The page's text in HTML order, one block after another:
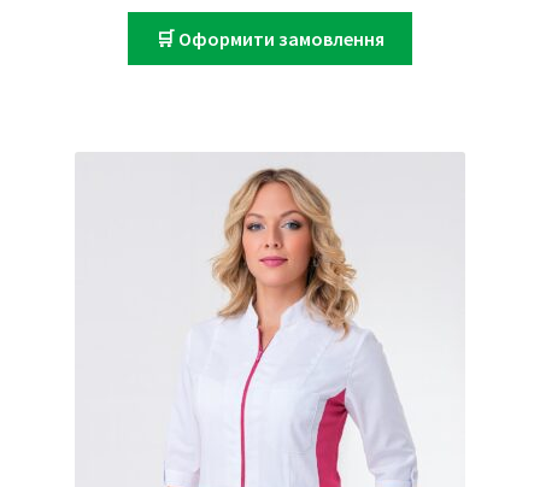
🛒 Оформити замовлення